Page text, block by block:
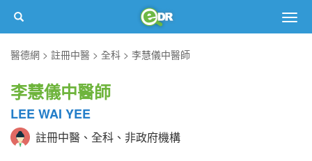
醫德網
註冊中醫 全科 李慧儀中醫師
李慧儀中醫師
LEE WAI YEE
註冊中醫、全科、非政府機構